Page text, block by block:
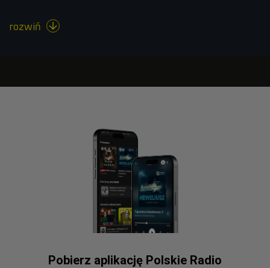
rozwiń 
Pobierz aplikację Polskie Radio